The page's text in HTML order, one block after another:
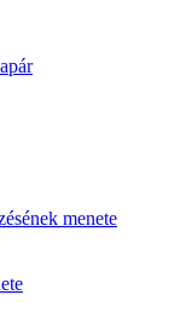
menete